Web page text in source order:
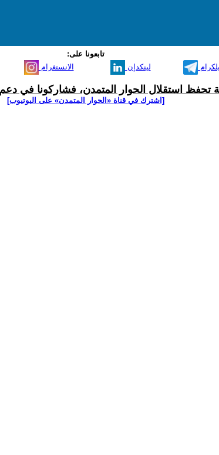
تابعونا على:
الانستغرام لينكدإن
تحفظ استقلال الحوار المتمدن، فشاركونا في
[اشترك في قناة ‫«الحوار المتمدن» على اليوتيوب]